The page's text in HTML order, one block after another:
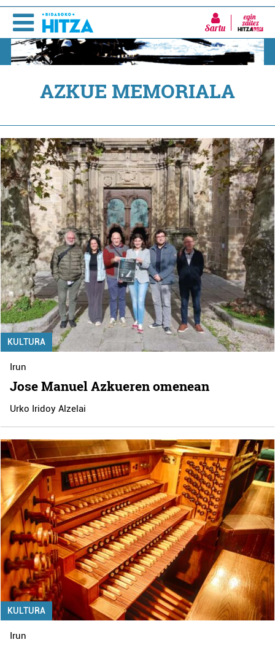
Sartu
AZKUE MEMORIALA
KULTURA
Irun
Jose Manuel Azkueren omenean
Urko Iridoy Alzelai
KULTURA
Irun